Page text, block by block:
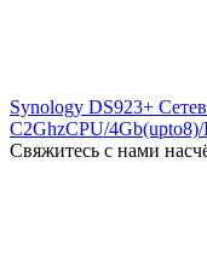
Synology DS923+
C2GhzCPU/
Свяжитесь с нами